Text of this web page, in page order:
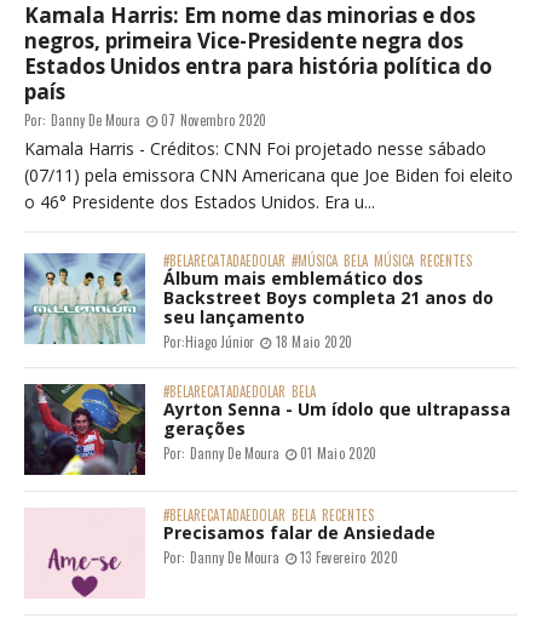
Kamala Harris: Em nome das minorias e dos
negros, primeira Vice-Presidente negra dos
Estados Unidos entra para história política do
país
Por: Danny De Moura 07 Novembro 2020
Kamala Harris - Créditos: CNN Foi projetado nesse sábado
(07/11) pela emissora CNN Americana que Joe Biden foi eleito
o 46° Presidente dos Estados Unidos. Era u...
#BELARECATADAEDOLAR #MÚSICA BELA MÚSICA RECENTES
Álbum mais emblemático dos
Backstreet Boys completa 21 anos do
seu lançamento
Por:Hiago Júnior 18 Maio 2020
#BELARECATADAEDOLAR BELA
Ayrton Senna - Um ídolo que ultrapassa
gerações
Por: Danny De Moura 01 Maio 2020
#BELARECATADAEDOLAR BELA RECENTES
Precisamos falar de Ansiedade
Por: Danny De Moura 13 Fevereiro 2020